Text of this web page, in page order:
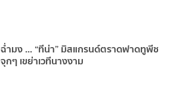
ฉ่ำมง ... “ทีน่า” มิสแกรนด์ตราดฟาดทูพีช
จุกๆ เขย่าเวทีนางงาม